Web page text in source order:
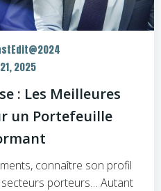
2025
: Les Meilleures
un Portefeuille
connaître son profil
secteurs porteurs… Autant